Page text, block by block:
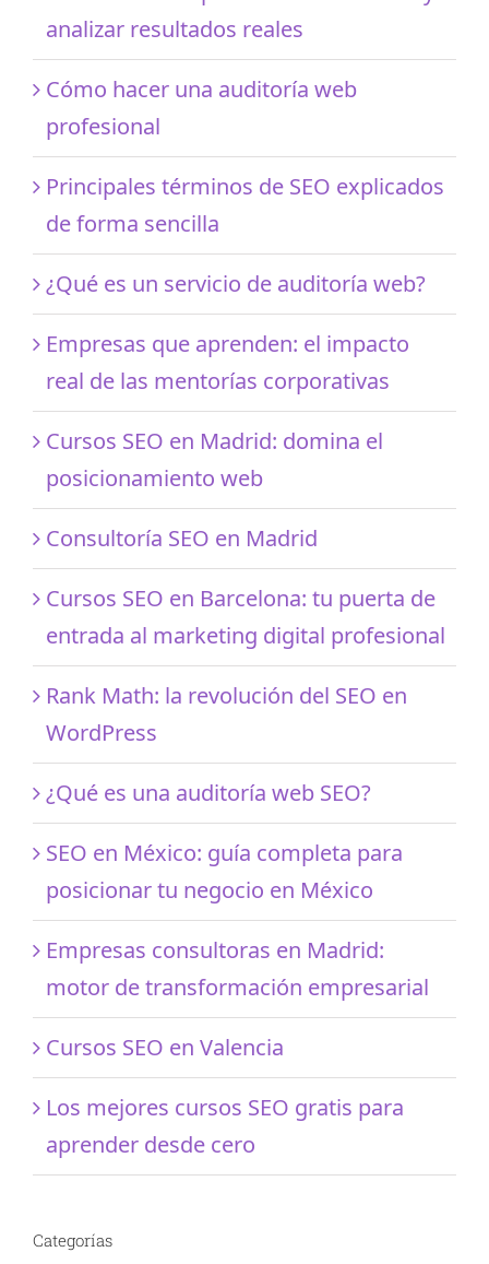
analizar resultados reales
Cómo hacer una auditoría web
profesional
Principales términos de SEO explicados
de forma sencilla
¿Qué es un servicio de auditoría web?
Empresas que aprenden: el impacto
real de las mentorías corporativas
Cursos SEO en Madrid: domina el
posicionamiento web
Consultoría SEO en Madrid
Cursos SEO en Barcelona: tu puerta de
entrada al marketing digital profesional
Rank Math: la revolución del SEO en
WordPress
¿Qué es una auditoría web SEO?
SEO en México: guía completa para
posicionar tu negocio en México
Empresas consultoras en Madrid:
motor de transformación empresarial
Cursos SEO en Valencia
Los mejores cursos SEO gratis para
aprender desde cero
Categorías